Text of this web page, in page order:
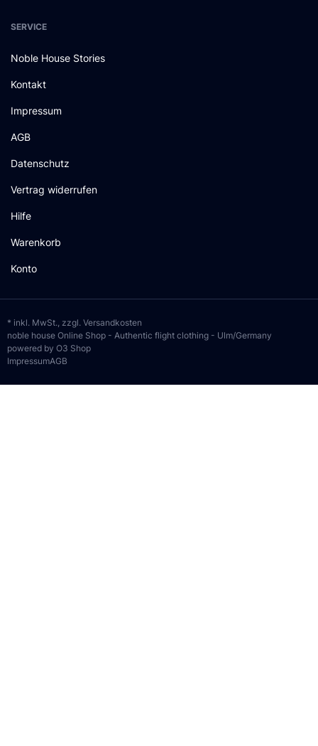
SERVICE
Noble House Stories
Kontakt
Impressum
AGB
Datenschutz
Vertrag widerrufen
Hilfe
Warenkorb
Konto
* inkl. MwSt., zzgl. Versandkosten
noble house Online Shop - Authentic flight clothing - Ulm/Germany
powered by O3 Shop
ImpressumAGB